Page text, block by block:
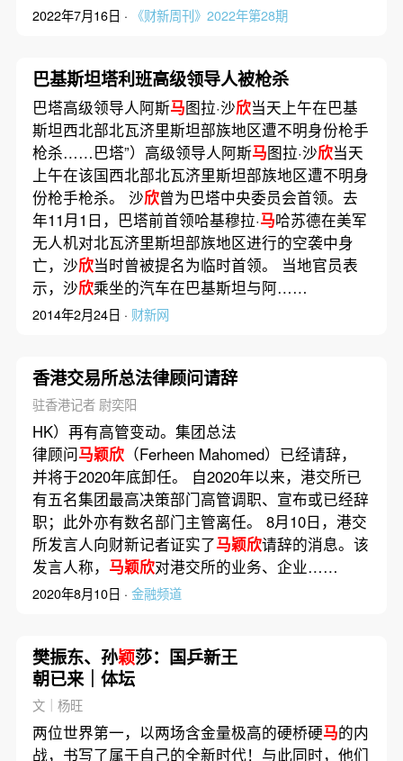
2022年7月16日 · 《财新周刊》2022年第28期
巴基斯坦塔利班高级领导人被枪杀
巴塔高级领导人阿斯马图拉·沙欣当天上午在巴基
斯坦西北部北瓦济里斯坦部族地区遭不明身份枪手
枪杀……巴塔”）高级领导人阿斯马图拉·沙欣当天
上午在该国西北部北瓦济里斯坦部族地区遭不明身
份枪手枪杀。 沙欣曾为巴塔中央委员会首领。去
年11月1日，巴塔前首领哈基穆拉·马哈苏德在美军
无人机对北瓦济里斯坦部族地区进行的空袭中身
亡，沙欣当时曾被提名为临时首领。 当地官员表
示，沙欣乘坐的汽车在巴基斯坦与阿……
2014年2月24日 · 财新网
香港交易所总法律顾问请辞
驻香港记者 尉奕阳
HK）再有高管变动。集团总法
律顾问马颖欣（Ferheen Mahomed）已经请辞，
并将于2020年底卸任。 自2020年以来，港交所已
有五名集团最高决策部门高管调职、宣布或已经辞
职；此外亦有数名部门主管离任。 8月10日，港交
所发言人向财新记者证实了马颖欣请辞的消息。该
发言人称， 马颖欣对港交所的业务、企业……
2020年8月10日 · 金融频道
樊振东、孙颖莎：国乒新王
朝已来｜体坛
文｜杨旺
两位世界第一，以两场含金量极高的硬桥硬马的内
战，书写了属于自己的全新时代！与此同时，他们